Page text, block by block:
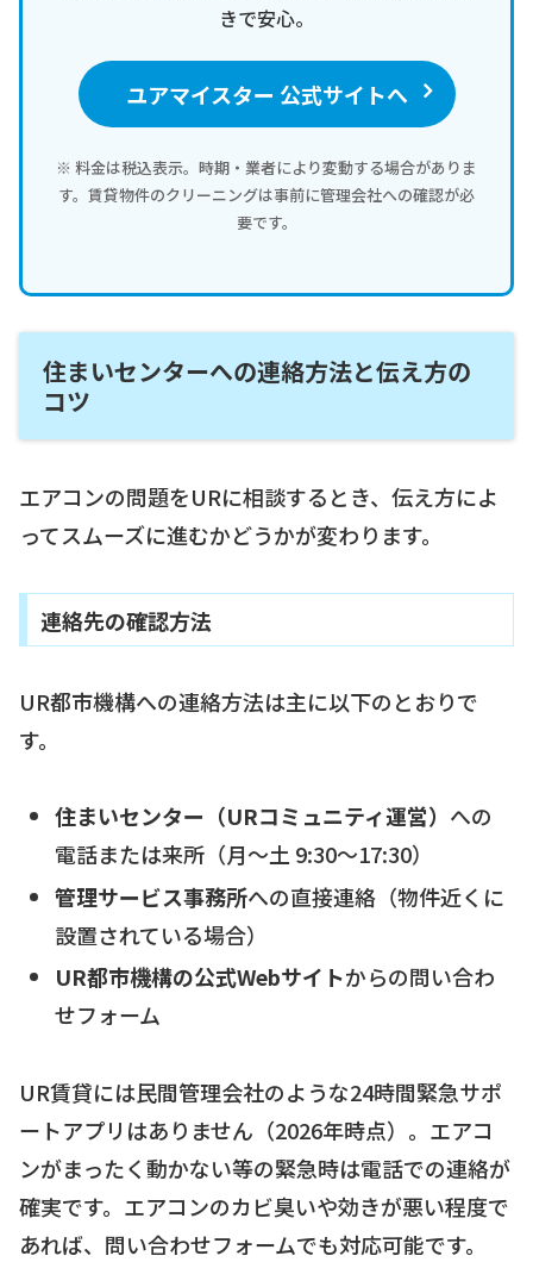
きで安心。
ユアマイスター 公式サイトへ
※ 料金は税込表示。時期・業者により変動する場合がありま
す。賃貸物件のクリーニングは事前に管理会社への確認が必
要です。
住まいセンターへの連絡方法と伝え方の
コツ
エアコンの問題をURに相談するとき、伝え方によ
ってスムーズに進むかどうかが変わります。
連絡先の確認方法
UR都市機構への連絡方法は主に以下のとおりで
す。
住まいセンター（URコミュニティ運営） への
電話または来所（月〜土 9:30〜17:30）
管理サービス事務所への直接連絡（物件近くに
設置されている場合）
UR都市機構の公式Webサイトからの問い合わ
せフォーム
UR賃貸には民間管理会社のような24時間緊急サポ
ートアプリはありません（2026年時点）。エアコ
ンがまったく動かない等の緊急時は電話での連絡が
確実です。エアコンのカビ臭いや効きが悪い程度で
あれば、問い合わせフォームでも対応可能です。